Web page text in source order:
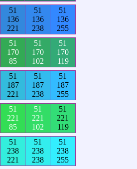
51
136
221
51
136
238
51
136
255
51
170
85
51
170
102
51
170
119
51
187
221
51
187
238
51
187
255
51
221
85
51
221
102
51
221
119
51
238
221
51
238
238
51
238
255